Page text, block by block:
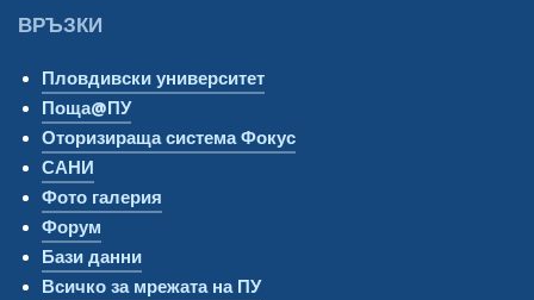
ВРЪЗКИ
Пловдивски университет
Поща@ПУ
Оторизираща система Фокус
САНИ
Фото галерия
Форум
Бази данни
Всичко за мрежата на ПУ